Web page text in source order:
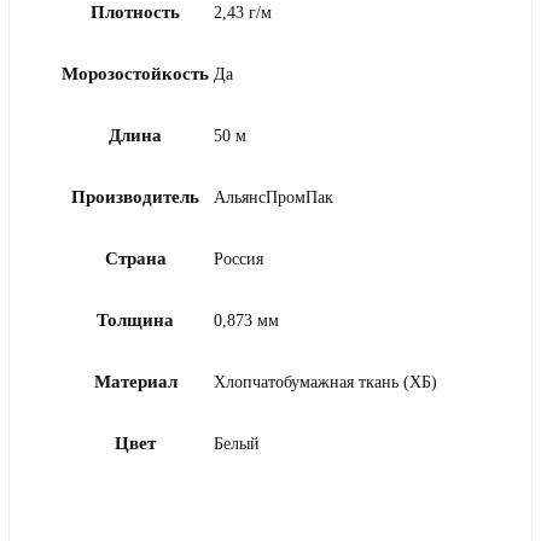
Плотность 2,43 г/м
Морозостойкость Да
Длина 50 м
Производитель АльянсПромПак
Страна Россия
Толщина 0,873 мм
Материал Хлопчатобумажная ткань (ХБ)
Цвет Белый